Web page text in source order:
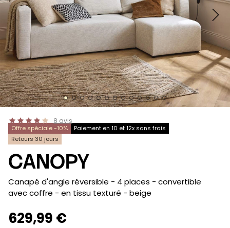
8 avis
Offre spéciale -10%
Paiement en 10 et 12x sans frais
Retours 30 jours
CANOPY
-
Canapé d'angle réversible - 4 places - convertible
avec coffre - en tissu texturé - beige
629,99 €